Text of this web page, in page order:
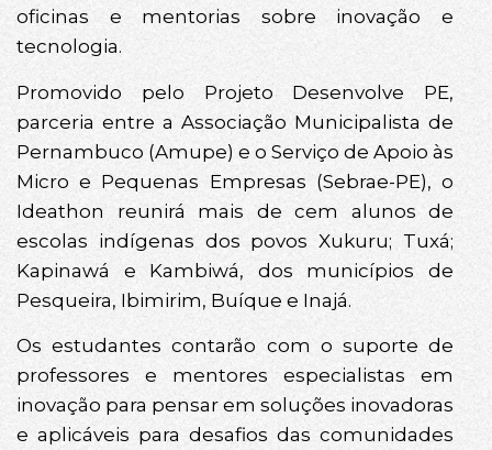
oficinas e mentorias sobre inovação e
tecnologia.
Promovido pelo Projeto Desenvolve PE,
parceria entre a Associação Municipalista de
Pernambuco (Amupe) e o Serviço de Apoio às
Micro e Pequenas Empresas (Sebrae-PE), o
Ideathon reunirá mais de cem alunos de
escolas indígenas dos povos Xukuru; Tuxá;
Kapinawá e Kambiwá, dos municípios de
Pesqueira, Ibimirim, Buíque e Inajá.
Os estudantes contarão com o suporte de
professores e mentores especialistas em
inovação para pensar em soluções inovadoras
e aplicáveis para desafios das comunidades